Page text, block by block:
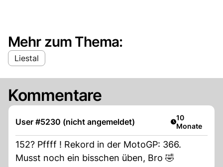
Mehr zum Thema:
Liestal
Kommentare
User #5230 (nicht angemeldet) Artikel
10
Monate
152? Pffff ! Rekord in der MotoGP: 366.
Musst noch ein bisschen üben, Bro 🤣